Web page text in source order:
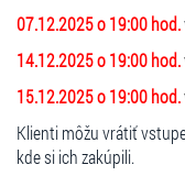
07.12.2025 o 19:00 hod.
14.12.2025 o 19:00 hod.
15.12.2025 o 19:00 hod.
Klienti môžu vrátiť
kde si ich zakúpili.